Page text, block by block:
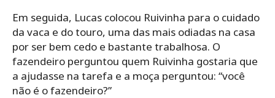
Em seguida, Lucas colocou Ruivinha para o cuidado
da vaca e do touro, uma das mais odiadas na casa
por ser bem cedo e bastante trabalhosa. O
fazendeiro perguntou quem Ruivinha gostaria que
a ajudasse na tarefa e a moça perguntou: “você
não é o fazendeiro?”